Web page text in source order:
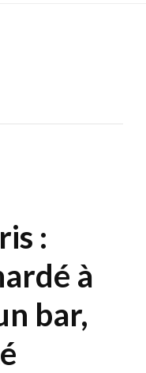
:
à
bar,